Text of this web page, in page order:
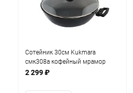
Сотейник 30см Kukmara
смк308а кофейный мрамор
2 299 ₽